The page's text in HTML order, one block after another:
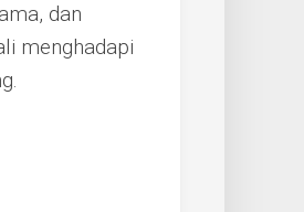
dan
menghadapi